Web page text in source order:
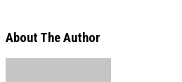
About The Author